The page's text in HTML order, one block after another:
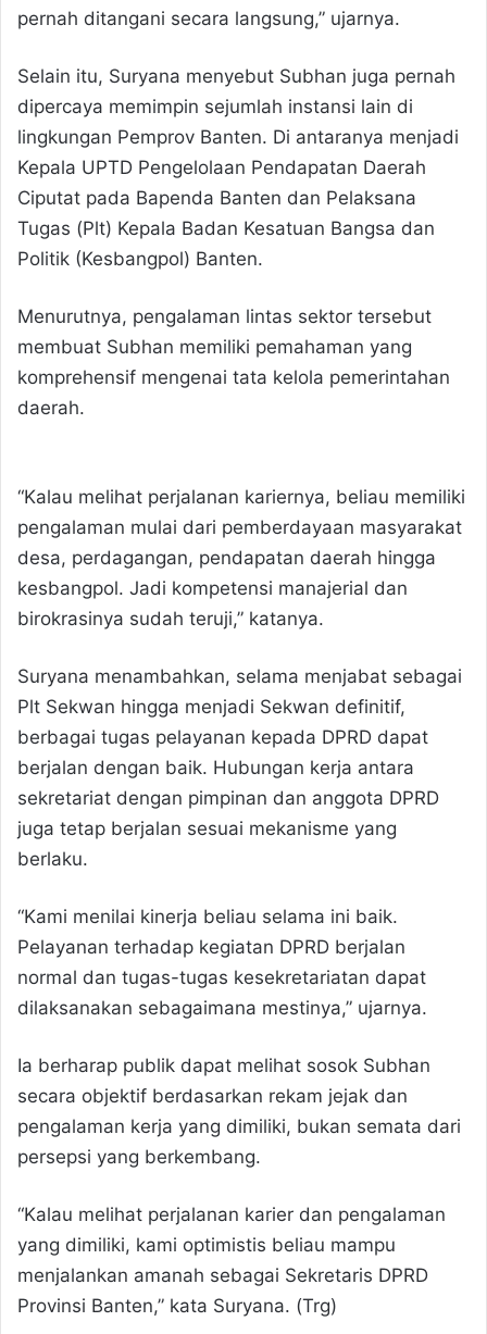
pernah ditangani secara langsung,” ujarnya.
Selain itu, Suryana menyebut Subhan juga pernah
dipercaya memimpin sejumlah instansi lain di
lingkungan Pemprov Banten. Di antaranya menjadi
Kepala UPTD Pengelolaan Pendapatan Daerah
Ciputat pada Bapenda Banten dan Pelaksana
Tugas (Plt) Kepala Badan Kesatuan Bangsa dan
Politik (Kesbangpol) Banten.
Menurutnya, pengalaman lintas sektor tersebut
membuat Subhan memiliki pemahaman yang
komprehensif mengenai tata kelola pemerintahan
daerah.
“Kalau melihat perjalanan kariernya, beliau memiliki
pengalaman mulai dari pemberdayaan masyarakat
desa, perdagangan, pendapatan daerah hingga
kesbangpol. Jadi kompetensi manajerial dan
birokrasinya sudah teruji,” katanya.
Suryana menambahkan, selama menjabat sebagai
Plt Sekwan hingga menjadi Sekwan definitif,
berbagai tugas pelayanan kepada DPRD dapat
berjalan dengan baik. Hubungan kerja antara
sekretariat dengan pimpinan dan anggota DPRD
juga tetap berjalan sesuai mekanisme yang
berlaku.
“Kami menilai kinerja beliau selama ini baik.
Pelayanan terhadap kegiatan DPRD berjalan
normal dan tugas-tugas kesekretariatan dapat
dilaksanakan sebagaimana mestinya,” ujarnya.
Ia berharap publik dapat melihat sosok Subhan
secara objektif berdasarkan rekam jejak dan
pengalaman kerja yang dimiliki, bukan semata dari
persepsi yang berkembang.
“Kalau melihat perjalanan karier dan pengalaman
yang dimiliki, kami optimistis beliau mampu
menjalankan amanah sebagai Sekretaris DPRD
Provinsi Banten,” kata Suryana. (Trg)